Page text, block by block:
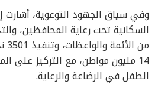
وفي سياق الجهود التوعوية، أشارت
14 مليون مواطن، مع التركيز على
الطفل في الرضاعة والرعاية.